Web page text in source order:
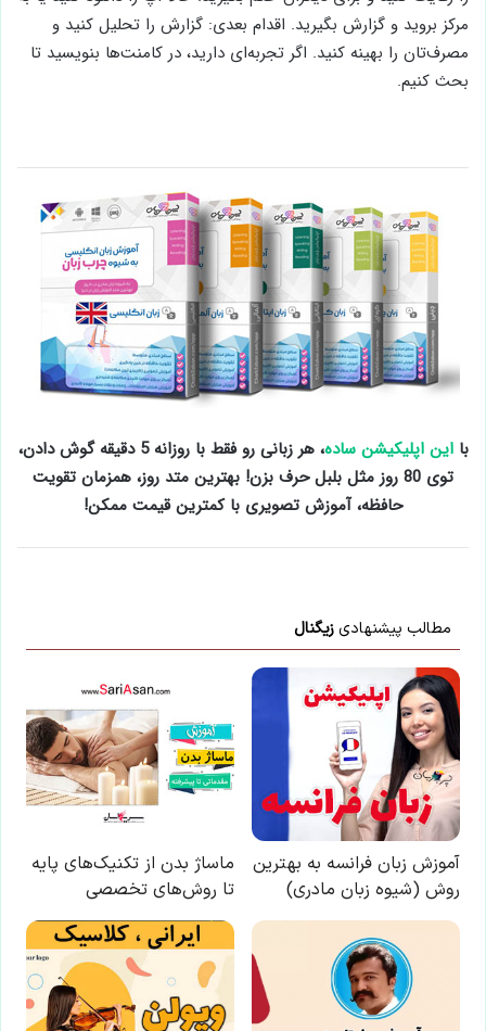
برای گرفتن پرینت مکالمات و پیامک ایرانسل، ابتدا آنلاین از
“ایرانسل من” شروع کنید؛ اگر نشد، حضوری بروید. گزارش شامل
جزئیات زمان، شماره و هزینه است، اما محتوا نه. قوانین ۶ ماه ذخیره
را رعایت کنید و برای دیگران حکم بگیرید. حالا اپ را دانلود کنید یا به
بااین اپلیکیشن ساده
، هر زبانی رو فقط با روزانه 5 دقیقه گوش دادن،